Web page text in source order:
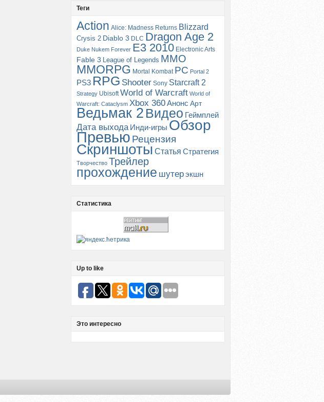
Теги
Action Alice: Madness Returns Blizzard
Crysis 2 Diablo 3 DLC Dragon Age 2
Duke Nukem Forever E3 2010 Electronic Arts
Fable 3 League of Legends MMO
MMORPG Mortal Kombat PC Portal 2
PS3 RPG Shooter Sony Starcraft 2
Strategy Ubisoft World of Warcraft World of
Warcraft: Cataclysm Xbox 360Анонс Арт
Ведьмак 2 Видео Геймплей
Дата выхода Инди-игры Обзор
Превью Рецензия
Скриншоты Статья Стратегия
Творчество Трейлер
прохождение шутерэкшн
Статистика
Up to like
Это интересно